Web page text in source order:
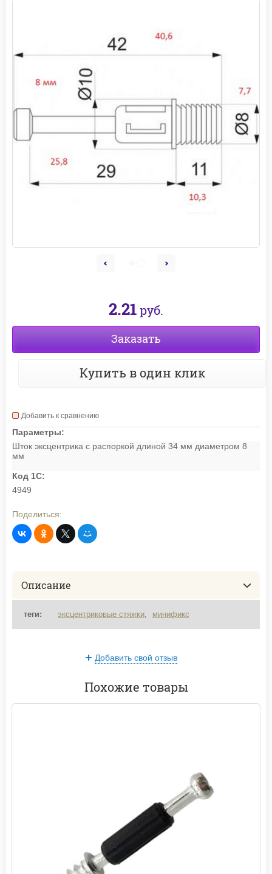
2.21руб.
Заказать
Купить в один клик
Добавить к сравнению
Параметры:
Шток эксцентрика с распоркой длиной 34 мм диаметром 8
мм
Код 1С:
4949
Поделиться:
Описание
теги: эксцентриковые стяжки, минификс
Добавить свой отзыв
Похожие товары